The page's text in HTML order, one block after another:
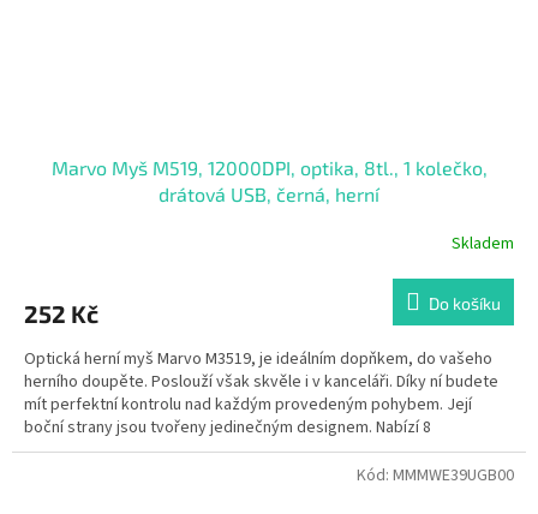
Marvo Myš M519, 12000DPI, optika, 8tl., 1 kolečko,
drátová USB, černá, herní
je
z
5
hvězdiček.
Skladem
252 Kč Do košíku
Optická herní myš Marvo M3519, je ideálním dopňkem, do vašeho
herního doupěte. Poslouží však skvěle i v kanceláři. Díky ní budete
mít perfektní kontrolu nad každým provedeným pohybem. Její
boční strany jsou tvořeny jedinečným designem. Nabízí 8
programovatelných tlačítek, tlačítko pro rychlý výběr DPI i pro
Kód: MMMWE39UGB00